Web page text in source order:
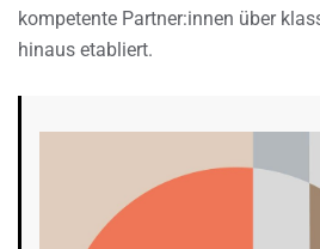
kompetente Partner:innen über
hinaus etabliert.